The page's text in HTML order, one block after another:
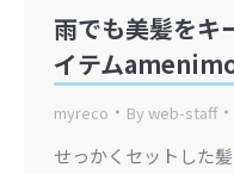
雨でも美髪を
イテム
myreco Byweb-staff
せっかくセットした